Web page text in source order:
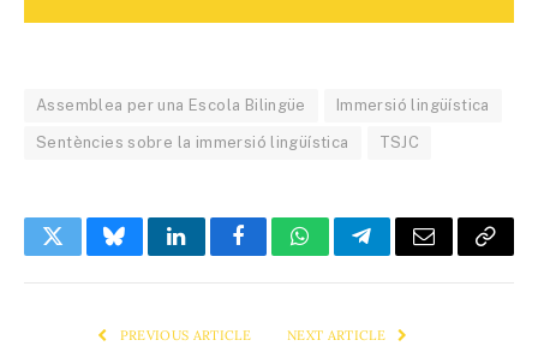
Assemblea per una Escola Bilingüe Immersió lingüística
Sentències sobre la immersió lingüística TSJC
TwitterBlueskyLinkedInFacebookWhatsAppTelegramEmail Copy
PREVIOUS ARTICLE NEXT ARTICLE